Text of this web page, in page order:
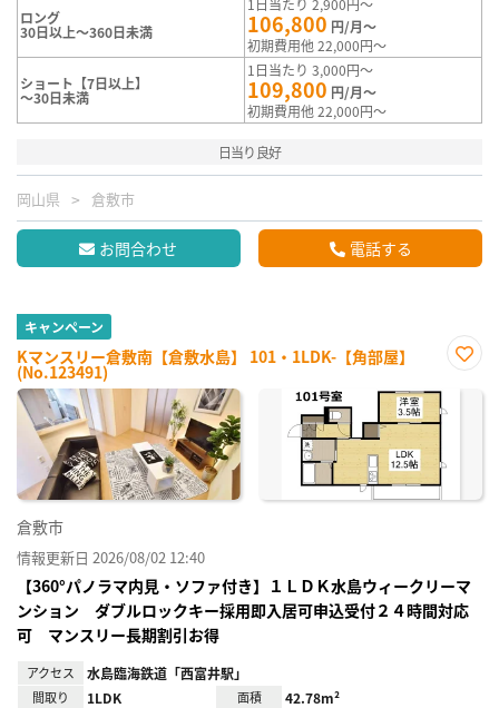
ロング
30日以上～360日未満 106,800 円/月～
初期費用他 22,000円～
ショート【7日以上】
～30日未満
1日当たり 3,000円～
109,800 円/月～
初期費用他 22,000円～
日当り良好
岡山県 倉敷市
お問合わせ 電話する
キャンペーン
Kマンスリー倉敷南【倉敷水島】 101・1LDK-【角部屋】
(No.123491)
に入
倉敷市
情報更新日 2026/08/02 12:40
【360°パノラマ内見・ソファ付き】１ＬＤＫ水島ウィークリーマ
ンション ダブルロックキー採用即入居可申込受付２４時間対応
可 マンスリー長期割引お得
アクセス 水島臨海鉄道「西富井駅」
間取り 1LDK 面積 42.78m²